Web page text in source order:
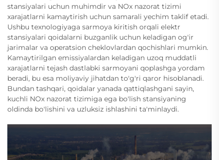
stansiyalari uchun muhimdir va NOx nazorat tizimi
xarajatlarni kamaytirish uchun samarali yechim taklif etadi.
Ushbu texnologiyaga sarmoya kiritish orqali elektr
stansiyalari qoidalarni buzganlik uchun keladigan og'ir
jarimalar va operatsion cheklovlardan qochishlari mumkin.
Kamaytirilgan emissiyalardan keladigan uzoq muddatli
xarajatlarni tejash dastlabki sarmoyani qoplashga yordam
beradi, bu esa moliyaviy jihatdan to'g'ri qaror hisoblanadi.
Bundan tashqari, qoidalar yanada qattiqlashgani sayin,
kuchli NOx nazorat tizimiga ega bo'lish stansiyaning
oldinda bo'lishini va uzluksiz ishlashini ta'minlaydi.